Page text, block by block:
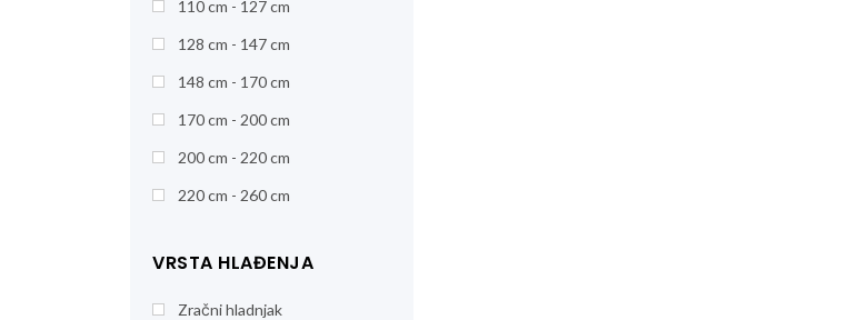
110 cm - 127 cm
128 cm - 147 cm
148 cm - 170 cm
170 cm - 200 cm
200 cm - 220 cm
220 cm - 260 cm
VRSTA HLAĐENJA
Zračni hladnjak